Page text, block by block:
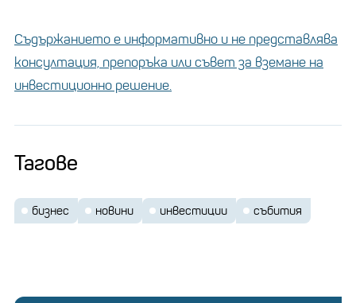
Съдържанието е информативно и не представлява
консултация, препоръка или съвет за вземане на
инвестиционно решение.
Тагове
бизнес новини инвестиции събития